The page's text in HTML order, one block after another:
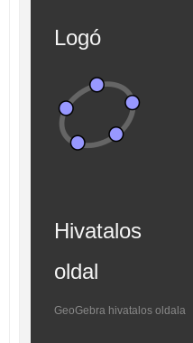
Logó
Hivatalos
oldal
GeoGebra hivatalos oldala